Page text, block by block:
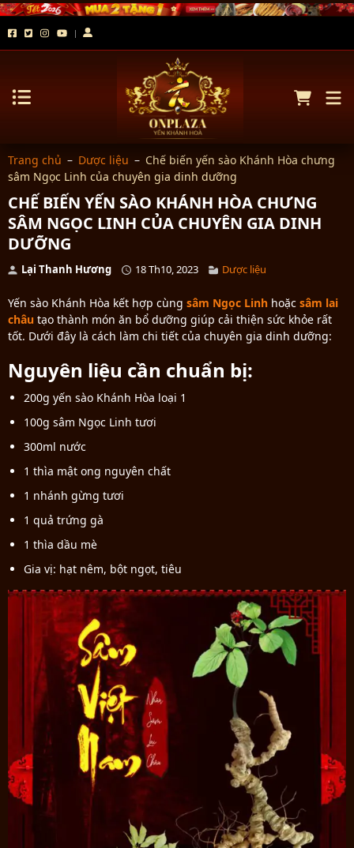
Trang chủ – Dược liệu – Chế biến yến sào Khánh Hòa chưng
sâm Ngọc Linh của chuyên gia dinh dưỡng
CHẾ BIẾN YẾN SÀO KHÁNH HÒA CHƯNG
SÂM NGỌC LINH CỦA CHUYÊN GIA DINH
DƯỠNG
Lại Thanh Hương 18 Th10, 2023 Dược liệu
Yến sào Khánh Hòa kết hợp cùng sâm Ngọc Linh hoặc sâm lai
châu tạo thành món ăn bổ dưỡng giúp cải thiện sức khỏe rất
tốt. Dưới đây là cách làm chi tiết của chuyên gia dinh dưỡng:
Nguyên liệu cần chuẩn bị:
200g yến sào Khánh Hòa loại 1
100g sâm Ngọc Linh tươi
300ml nước
1 thìa mật ong nguyên chất
1 nhánh gừng tươi
1 quả trứng gà
1 thìa dầu mè
Gia vị: hạt nêm, bột ngọt, tiêu